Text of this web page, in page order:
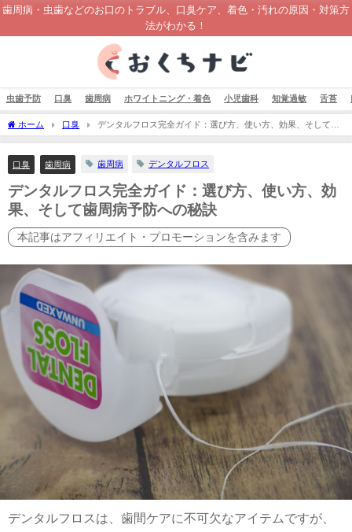
歯周病・虫歯などのお口のトラブル、口臭ケア、着色・汚れの原因・対策方
法がわかる！
虫歯予防 口臭 歯周病 ホワイトニング・着色 小児歯科 知覚過敏 舌苔
ホーム 口臭
デンタルフロス完全ガイド：選び方、使い方、効果、そして歯
周病予防への秘訣
口臭 歯周病 歯周病 デンタルフロス
デンタルフロス完全ガイド：選び方、使い方、効
果、そして歯周病予防への秘訣
本記事はアフィリエイト・プロモーションを含みます
デンタルフロスは、歯間ケアに不可欠なアイテムですが、